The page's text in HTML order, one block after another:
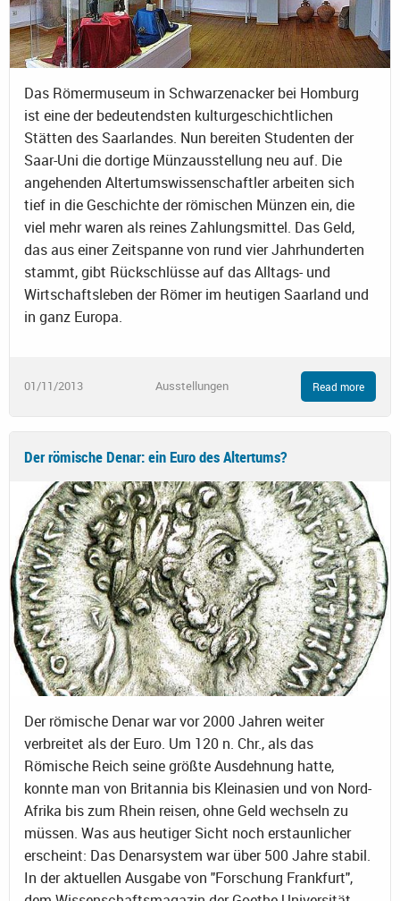
Das Römermuseum in Schwarzenacker bei Homburg
ist eine der bedeutendsten kulturgeschichtlichen
Stätten des Saarlandes. Nun bereiten Studenten der
Saar-Uni die dortige Münzausstellung neu auf. Die
angehenden Altertumswissenschaftler arbeiten sich
tief in die Geschichte der römischen Münzen ein, die
viel mehr waren als reines Zahlungsmittel. Das Geld,
das aus einer Zeitspanne von rund vier Jahrhunderten
stammt, gibt Rückschlüsse auf das Alltags- und
Wirtschaftsleben der Römer im heutigen Saarland und
in ganz Europa.
01/11/2013 Ausstellungen Read more
Der römische Denar: ein Euro des Altertums?
Der römische Denar war vor 2000 Jahren weiter
verbreitet als der Euro. Um 120 n. Chr., als das
Römische Reich seine größte Ausdehnung hatte,
konnte man von Britannia bis Kleinasien und von Nord-
Afrika bis zum Rhein reisen, ohne Geld wechseln zu
müssen. Was aus heutiger Sicht noch erstaunlicher
erscheint: Das Denarsystem war über 500 Jahre stabil.
In der aktuellen Ausgabe von "Forschung Frankfurt",